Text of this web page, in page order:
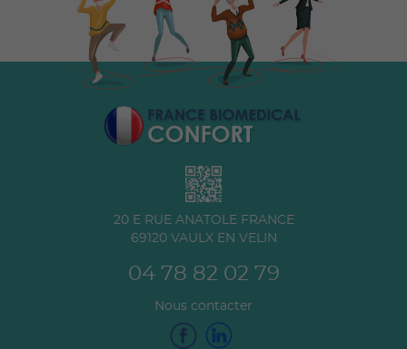
20 E RUE ANATOLE FRANCE
69120 VAULX EN VELIN
04 78 82 02 79
Nous contacter